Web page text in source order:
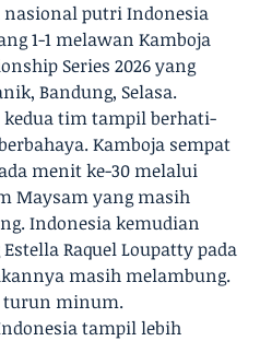
nasional putri Indonesia
1-1 melawan Kamboja
Series 2026 yang
Bandung, Selasa.
kedua tim tampil berhati-
Kamboja sempat
menit ke-30 melalui
Maysam yang masih
Indonesia kemudian
Raquel Loupatty pada
masih melambung.
turun minum.
tampil lebih